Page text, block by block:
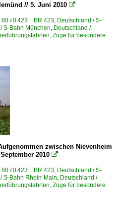
// 5. Juni 2010 
80 / 0 423 BR 423, Deutschland / S-
S-Bahn München, Deutschland /
Züge für besondere
zwischen Nievenheim
2010 
80 / 0 423 BR 423, Deutschland / S-
S-Bahn Rhein-Main, Deutschland /
Züge für besondere